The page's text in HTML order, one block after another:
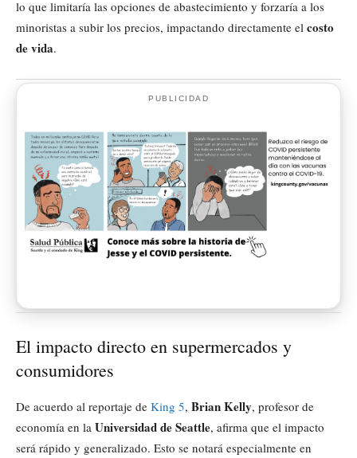
lo que limitaría las opciones de abastecimiento y forzaría a los
minoristas a subir los precios, impactando directamente el costo
de vida.
PUBLICIDAD
El impacto directo en supermercados y
consumidores
De acuerdo al reportaje de King 5, Brian Kelly, profesor de
economía en la Universidad de Seattle, afirma que el impacto
será rápido y generalizado. Esto se notará especialmente en